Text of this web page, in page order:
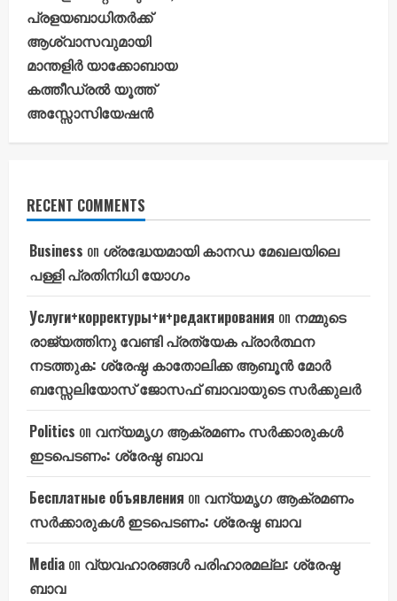
പ്രളയബാധിതർക്ക്
ആശ്വാസവുമായി
മാന്തളിർ യാക്കോബായ
കത്തീഡ്രൽ യൂത്ത്
അസ്സോസിയേഷൻ
RECENT COMMENTS
Business on ശ്രദ്ധേയമായി കാനഡ മേഖലയിലെ
പള്ളി പ്രതിനിധി യോഗം
Услуги+корректуры+и+редактирования on നമ്മുടെ
രാജ്യത്തിനു വേണ്ടി പ്രത്യേക പ്രാർത്ഥന
നടത്തുക: ശ്രേഷ്ഠ കാതോലിക്ക ആബൂൻ മോർ
ബസ്സേലിയോസ് ജോസഫ് ബാവായുടെ സർക്കുലർ
Politics on വന്യമൃഗ ആക്രമണം സർക്കാരുകൾ
ഇടപെടണം: ശ്രേഷ്ഠ ബാവ
Бесплатные объявления on വന്യമൃഗ ആക്രമണം
സർക്കാരുകൾ ഇടപെടണം: ശ്രേഷ്ഠ ബാവ
Media on വ്യവഹാരങ്ങൾ പരിഹാരമല്ല: ശ്രേഷ്ഠ
ബാവ